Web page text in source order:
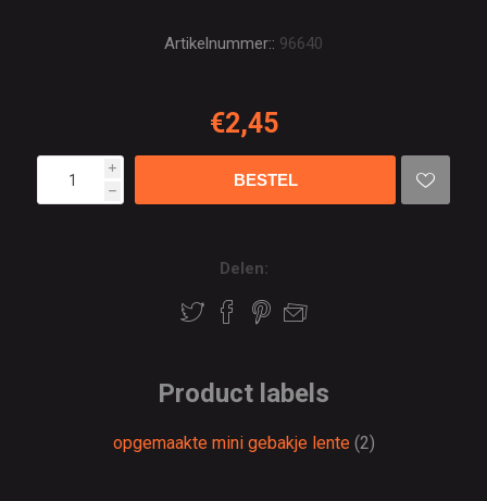
Artikelnummer:: 96640
€2,45
i
h
Delen:
Product labels
opgemaakte mini gebakje lente (2)